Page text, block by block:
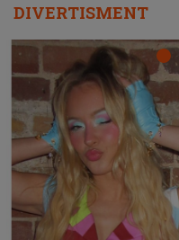
DIVERTISMENT